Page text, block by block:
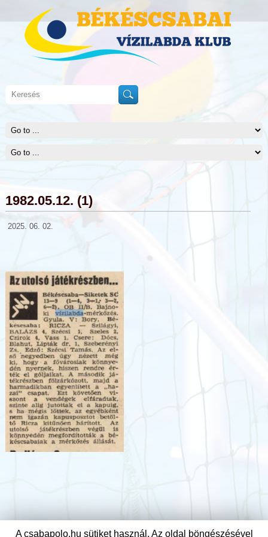
1982.05.12. (1)
2025. 06. 02.
A csabapolo.hu sütiket használ. Az oldal böngészésével